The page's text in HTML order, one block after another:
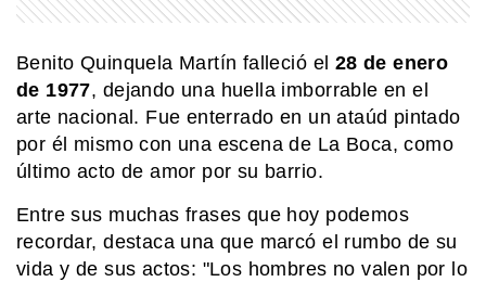
Benito Quinquela Martín falleció el 28 de enero
de 1977, dejando una huella imborrable en el
arte nacional. Fue enterrado en un ataúd pintado
por él mismo con una escena de La Boca, como
último acto de amor por su barrio.
Entre sus muchas frases que hoy podemos
recordar, destaca una que marcó el rumbo de su
vida y de sus actos: "Los hombres no valen por lo